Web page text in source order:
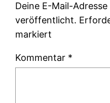
Deine E-Mail-
veröffentlicht.
markiert
Kommentar *